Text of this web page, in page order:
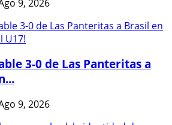
9, 2026
3-0 de Las Panteritas a
9, 2026